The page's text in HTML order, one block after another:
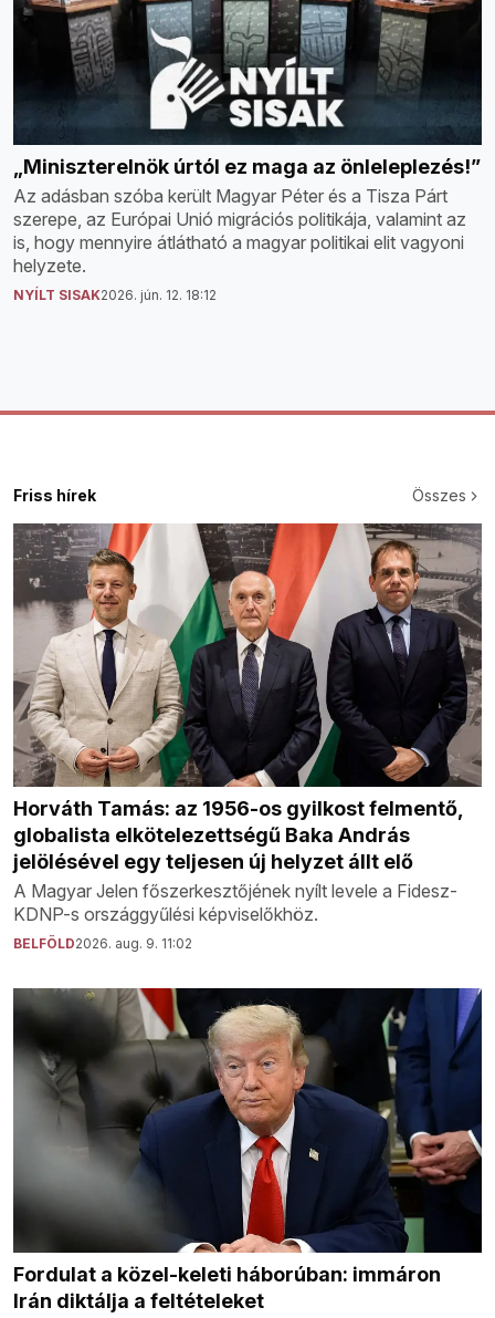
„Miniszterelnök úrtól ez maga az önleleplezés!”
Az adásban szóba került Magyar Péter és a Tisza Párt
szerepe, az Európai Unió migrációs politikája, valamint az
is, hogy mennyire átlátható a magyar politikai elit vagyoni
helyzete.
NYÍLT SISAK2026. jún. 12. 18:12
Friss hírek Összes
Horváth Tamás: az 1956-os gyilkost felmentő,
globalista elkötelezettségű Baka András
jelölésével egy teljesen új helyzet állt elő
A Magyar Jelen főszerkesztőjének nyílt levele a Fidesz-
KDNP-s országgyűlési képviselőkhöz.
BELFÖLD2026. aug. 9. 11:02
Fordulat a közel-keleti háborúban: immáron
Irán diktálja a feltételeket